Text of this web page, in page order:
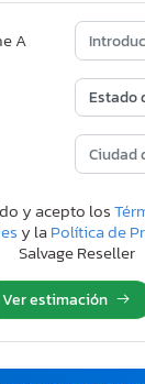
A
y acepto los
y laPolítica de
Salvage Reseller
Ver estimación